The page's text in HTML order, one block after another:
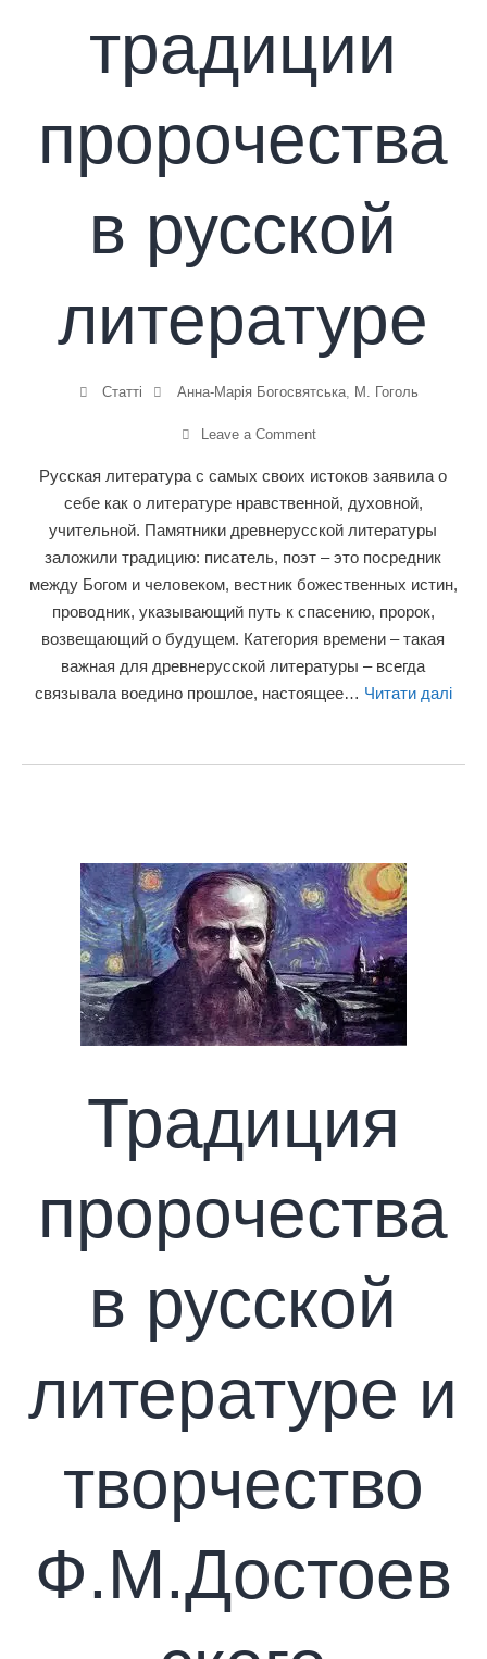
традиции
пророчества
в русской
литературе
Статті Анна-Марія Богосвятська, М. Гоголь
Leave a Comment
Русская литература с самых своих истоков заявила о
себе как о литературе нравственной, духовной,
учительной. Памятники древнерусской литературы
заложили традицию: писатель, поэт – это посредник
между Богом и человеком, вестник божественных истин,
проводник, указывающий путь к спасению, пророк,
возвещающий о будущем. Категория времени – такая
важная для древнерусской литературы – всегда
связывала воедино прошлое, настоящее… Читати далі
Традиция
пророчества
в русской
литературе и
творчество
Ф.М.Достоев